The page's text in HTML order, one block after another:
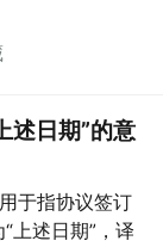
日期”的意
于指协议签订
上述日期”，译